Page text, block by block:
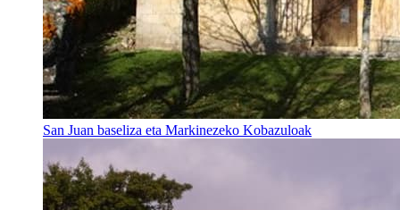
San Juan baseliza eta Markinezeko Kobazuloak